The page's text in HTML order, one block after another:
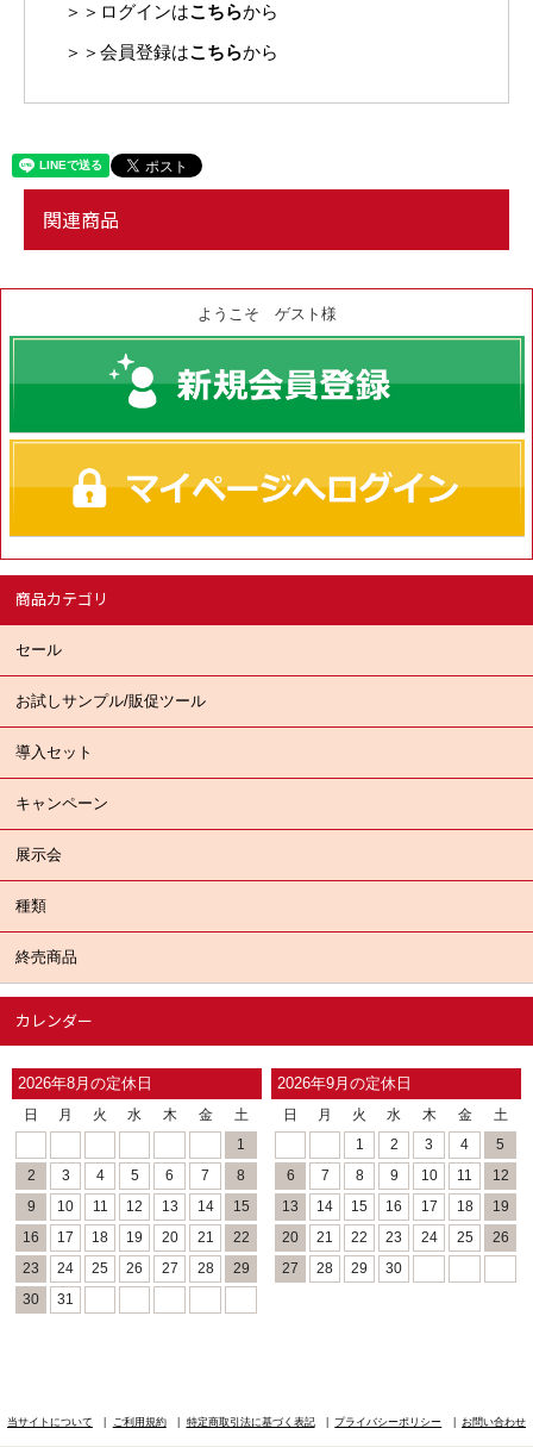
ようこそ ゲスト様
商品カテゴリ
セール
お試しサンプル/販促ツール
導入セット
キャンペーン
展示会
種類
終売商品
カレンダー
2026年8月の定休日
日 月 火 水 木 金
土
1
2
3 4 5 6 7
8
9
10 11 12 13 14
15
16
17 18 19 20 21
22
23
24 25 26 27 28
29
30
31
2026年9月の定休日
日 月 火 水 木 金
土
1
2 3 4
5
6
7 8 9 10 11
12
13
14 15 16 17 18
19
20
21 22 23 24 25
26
27
28 29 30
＞＞ログインはこちらから
＞＞会員登録はこちらから
関連商品
当サイトについて ご利用規約 特定商取引法に基づく表記 プライバシーポリシー お問い合わせ